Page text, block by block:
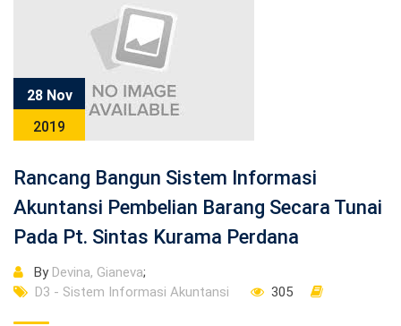
28 Nov
2019
Rancang Bangun Sistem Informasi
Akuntansi Pembelian Barang Secara Tunai
Pada Pt. Sintas Kurama Perdana
By Devina, Gianeva;
D3 - Sistem Informasi Akuntansi
305